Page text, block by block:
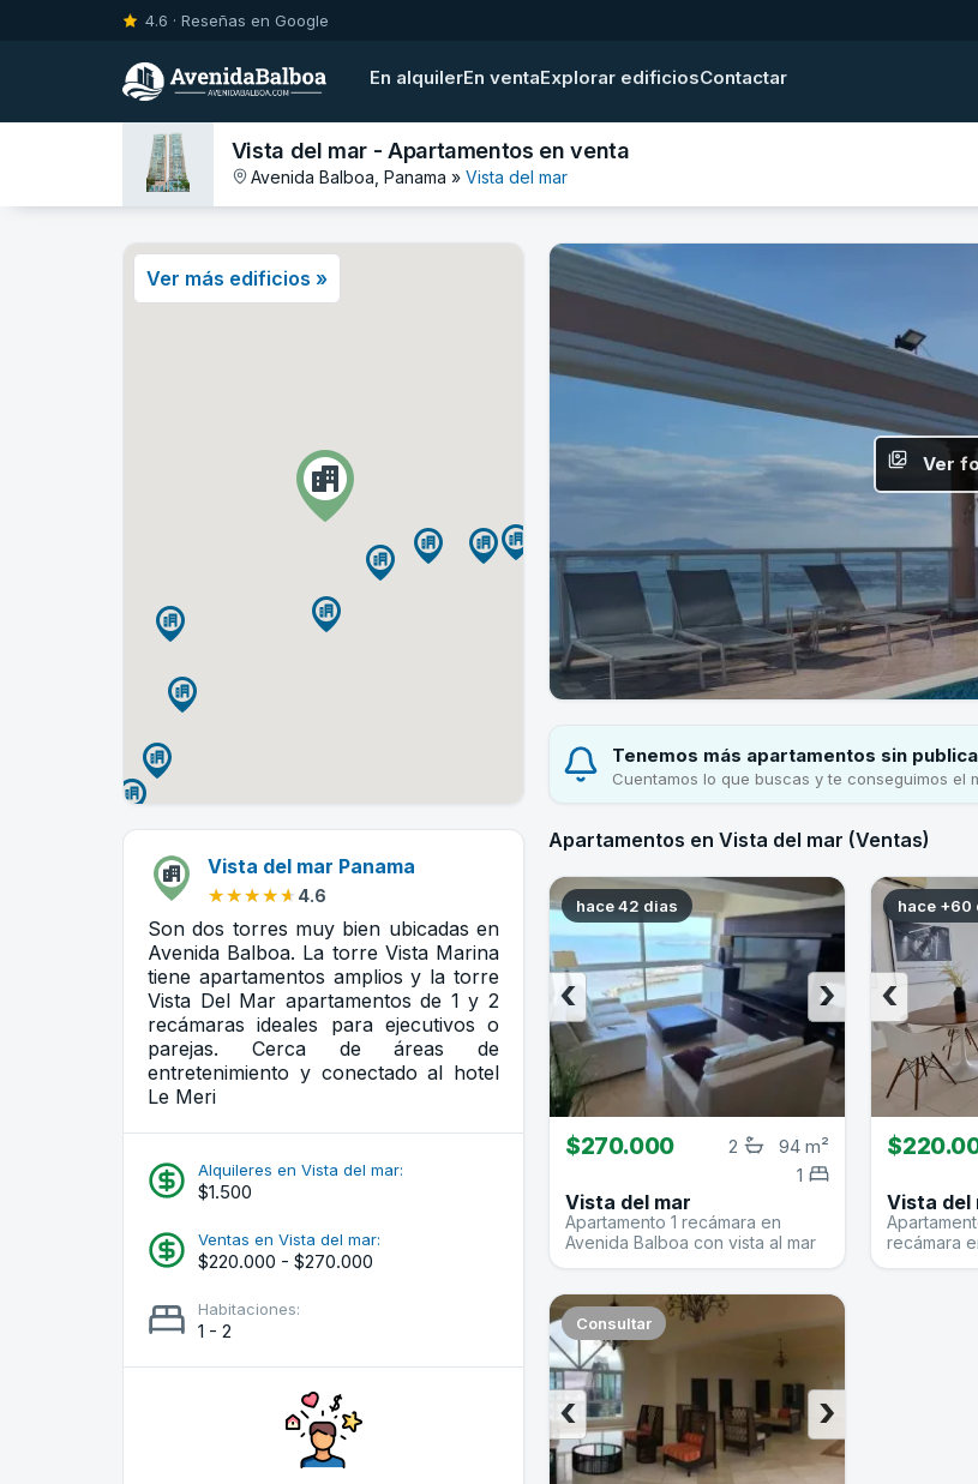
4.6 · Reseñas en Google
En alquilerEn ventaExplorar edificiosContactar
Vista del mar - Apartamentos en venta
Avenida Balboa, Panama » Vista del mar
Ver más edificios »
Vista del mar Panama
★★★★★
★★★★★ 4.6
Son dos torres muy bien ubicadas en
Avenida Balboa. La torre Vista Marina
tiene apartamentos amplios y la torre
Vista Del Mar apartamentos de 1 y 2
recámaras ideales para ejecutivos o
parejas. Cerca de áreas de
entretenimiento y conectado al hotel
Le Meri
Alquileres en Vista del mar:
$1.500
Ventas en Vista del mar:
$220.000 - $270.000
Habitaciones:
1 - 2
Ver
Tenemos más apartamentos sin
Cuentamos lo que buscas y te conseguimos el
Apartamentos en Vista del mar (Ventas)
hace 42 dias
›
‹
$270.000 94 m²
2
1
Vista del mar
Apartamento 1 recámara en
Avenida Balboa con vista al mar
hace +60
‹
Vista del
recámara
Consultar
›
‹